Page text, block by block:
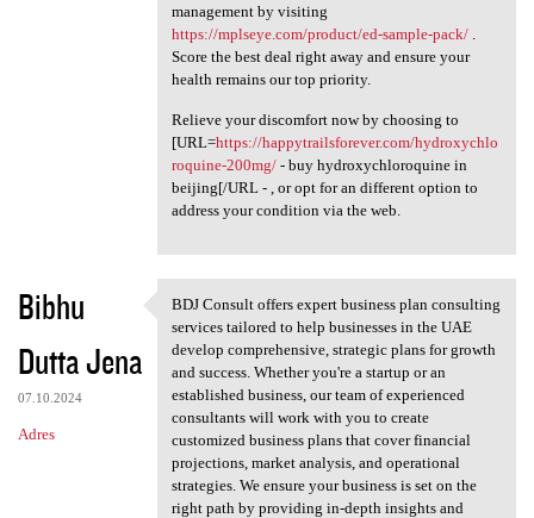
management by visiting
https://mplseye.com/product/ed-sample-pack/.
Score the best deal right away and ensure your
health remains our top priority.
Relieve your discomfort now by choosing to
[URL=https://happytrailsforever.com/hydroxychlo
roquine-200mg/- buy hydroxychloroquine in
beijing[/URL - , or opt for an different option to
address your condition via the web.
Bibhu
Dutta Jena
07.10.2024
Adres
BDJ Consult offers expert
BDJ Consult offers expert business plan consulting
services tailored to help businesses in the UAE
develop comprehensive, strategic plans for growth
and success. Whether you're a startup or an
established business, our team of experienced
consultants will work with you to create
customized business plans that cover financial
projections, market analysis, and operational
strategies. We ensure your business is set on the
right path by providing in-depth insights and